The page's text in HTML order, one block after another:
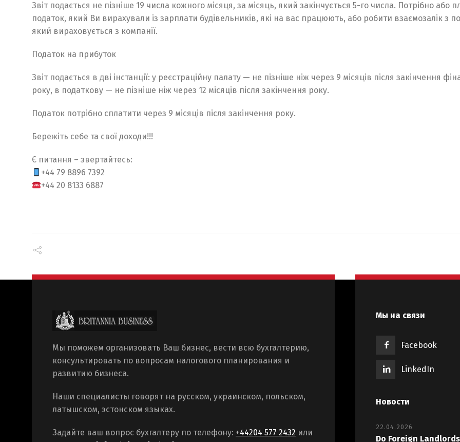
Звіт подається не пізніше 19 числа кожного місяця, за місяць, який закінчується 5-го числа. Потрібно або
податок, який Ви вирахували із зарплати будівельників, які на вас працюють, або робити взаємозалік з
який вираховується з компанії.
Податок на прибуток
Звіт подається в дві інстанції: у реєстраційну палату — не пізніше ніж через 9 місяців після закінчення
року, в податкову — не пізніше ніж через 12 місяців після закінчення року.
Податок потрібно сплатити через 9 місяців після закінчення року.
Бережіть себе та свої доходи!!!
Є питання – звертайтесь:
+44 79 8896 7392
+44 20 8133 6887
Мы поможем организовать Ваш бизнес, вести всю бухгалтерию,
консультировать по вопросам налогового планирования и
развитию бизнеса.
Наши специалисты говорят на русском, украинском, польском,
латышском, эстонском языках.
Задайте ваш вопрос бухгалтеру по телефону: +44204 577 2432 или
Мы на связи
Facebook
LinkedIn
Новости
22.04.2026
Do Foreign Landlords